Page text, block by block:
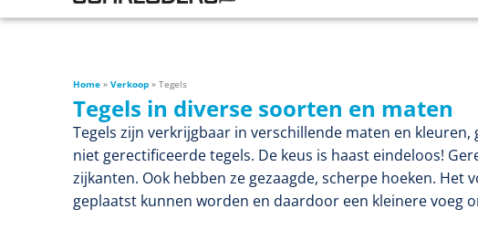
Home » Verkoop » Tegels
Tegels in diverse soorten en maten
Tegels zijn verkrijgbaar in verschillende maten en
niet gerectificeerde tegels. De keus is haast eindeloos!
zijkanten. Ook hebben ze gezaagde, scherpe hoeken.
geplaatst kunnen worden en daardoor een kleinere voeg